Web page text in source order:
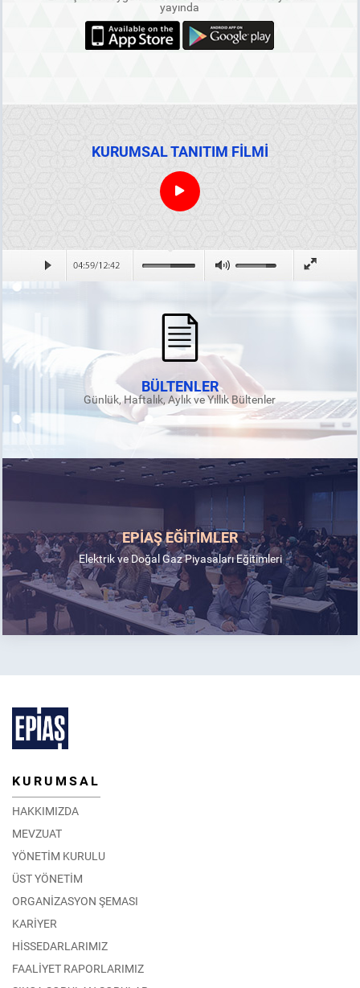
yayında
KURUMSAL TANITIM FİLMİ
BÜLTENLER
Günlük, Haftalık, Aylık ve Yıllık Bültenler
EPİAŞ EĞİTİMLER
Elektrik ve Doğal Gaz Piyasaları Eğitimleri
KURUMSAL
HAKKIMIZDA
MEVZUAT
YÖNETİM KURULU
ÜST YÖNETİM
ORGANİZASYON ŞEMASI
KARİYER
HİSSEDARLARIMIZ
FAALİYET RAPORLARIMIZ